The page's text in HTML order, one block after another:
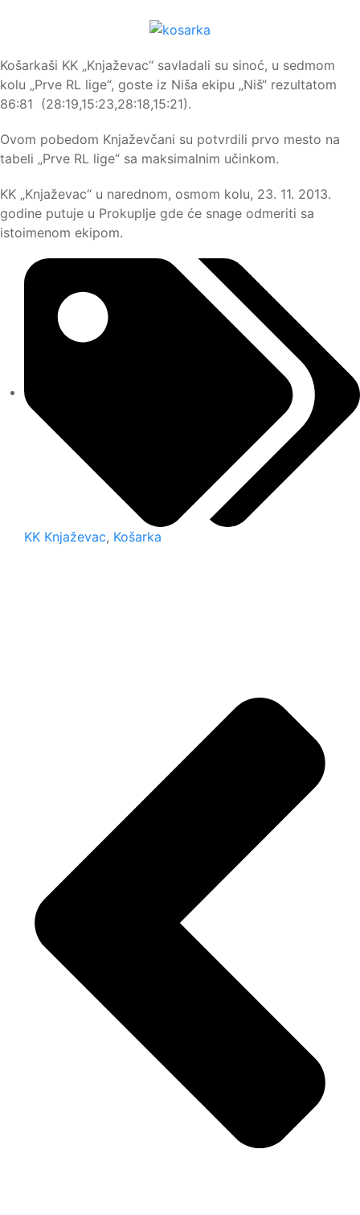
Košarkaši KK „Knjaževac“ savladali su sinoć, u sedmom
kolu „Prve RL lige“, goste iz Niša ekipu „Niš“ rezultatom
86:81 (28:19,15:23,28:18,15:21).
Ovom pobedom Knjaževčani su potvrdili prvo mesto na
tabeli „Prve RL lige“ sa maksimalnim učinkom.
KK „Knjaževac“ u narednom, osmom kolu, 23. 11. 2013.
godine putuje u Prokuplje gde će snage odmeriti sa
istoimenom ekipom.
KK Knjaževac, Košarka